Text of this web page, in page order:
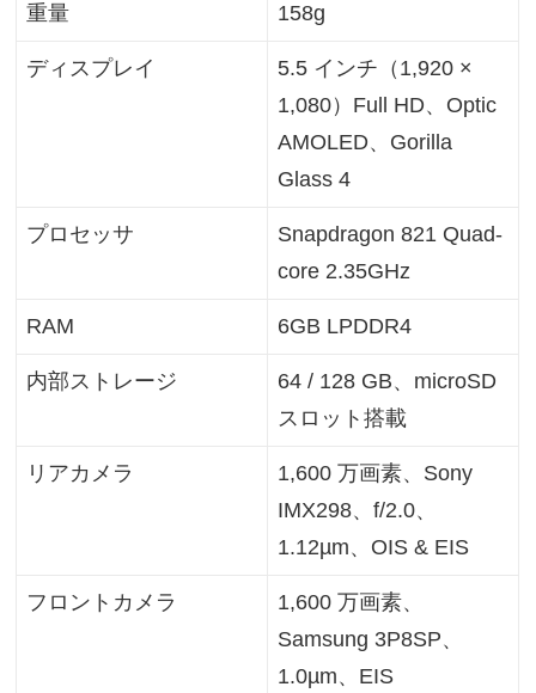
重量 158g
ディスプレイ
5.5 インチ（1,920 ×
1,080）Full HD、Optic
AMOLED、Gorilla
Glass 4
プロセッサ
Snapdragon 821 Quad-
core 2.35GHz
RAM 6GB LPDDR4
内部ストレージ
64 / 128 GB、microSD
スロット搭載
リアカメラ
1,600 万画素、Sony
IMX298、f/2.0、
1.12µm、OIS & EIS
フロントカメラ
1,600 万画素、
Samsung 3P8SP、
1.0µm、EIS